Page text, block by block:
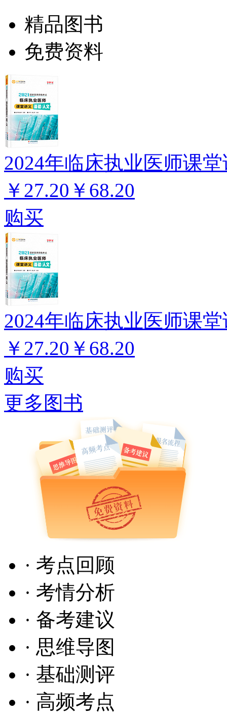
精品图书
免费资料
2024年临床执业医师课
￥27.20 ￥68.20
购买
2024年临床执业医师课
￥27.20 ￥68.20
购买
更多图书
· 考点回顾
· 考情分析
· 备考建议
· 思维导图
· 基础测评
· 高频考点